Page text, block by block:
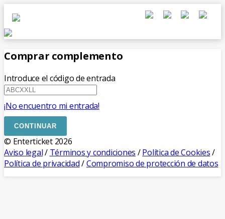
Comprar complemento
Introduce el código de entrada
¡No encuentro mi entrada!
CONTINUAR
© Enterticket 2026
Aviso legal/ Términos y condiciones /Política de Cookies/
Política de privacidad/Compromiso de protección de datos